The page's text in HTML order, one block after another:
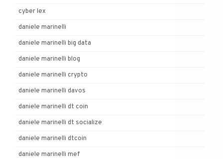
cyber lex
daniele marinelli
daniele marinelli big data
daniele marinelli blog
daniele marinelli crypto
daniele marinelli davos
daniele marinelli dt coin
daniele marinelli dt socialize
daniele marinelli dtcoin
daniele marinelli mef